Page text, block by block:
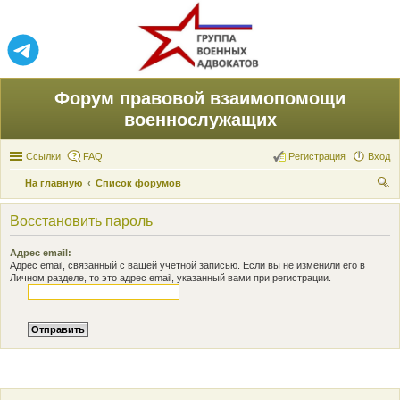
Форум правовой взаимопомощи
военнослужащих
Ссылки FAQ Вход
Регистрация
На главную
Список форумов
ои
Восстановить пароль
Адрес email:
Адрес email, связанный с вашей учётной записью. Если вы не изменили его в
Личном разделе, то это адрес email, указанный вами при регистрации.